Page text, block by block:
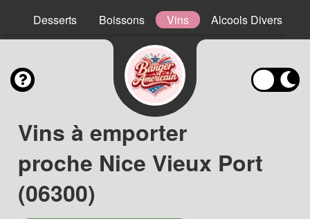
Desserts Boissons Vins Alcools Divers
Vins à emporter
proche Nice Vieux Port
(06300)